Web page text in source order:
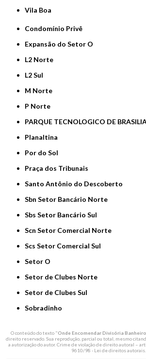
Vila Boa
Condomínio Privê
Expansão do Setor O
L2 Norte
L2 Sul
M Norte
P Norte
PARQUE TECNOLOGICO DE
Planaltina
Por do Sol
Praça dos Tribunais
Santo Antônio do Descoberto
Sbn Setor Bancário Norte
Sbs Setor Bancário Sul
Scn Setor Comercial Norte
Scs Setor Comercial Sul
Setor O
Setor de Clubes Norte
Setor de Clubes Sul
Sobradinho
O conteúdo do texto "Onde Encomendar Divisória
direito reservado. Sua reprodução, parcial ou total, mesmo
a autorização do autor. Crime de violação de direito autoral –
9610/98 - Lei de direitos autorais